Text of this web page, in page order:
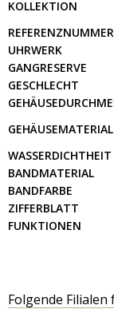
KOLLEKTION
REFERENZNUMMER
UHRWERK
GANGRESERVE
GESCHLECHT
GEHÄUSEMATERIAL
WASSERDICHTHEIT
BANDMATERIAL
BANDFARBE
ZIFFERBLATT
FUNKTIONEN
Folgende